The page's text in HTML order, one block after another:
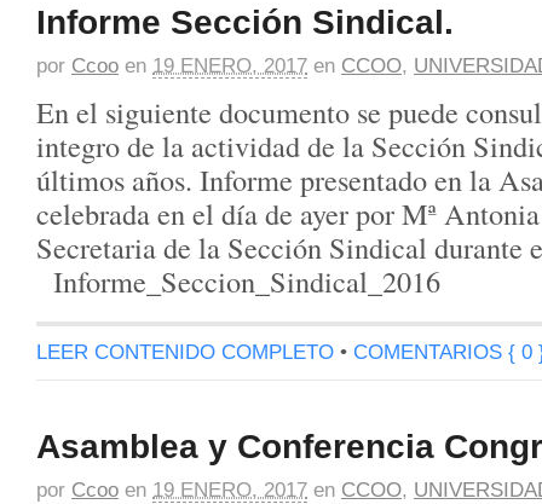
Informe Sección Sindical.
por Ccoo en 19 ENERO, 2017 en CCOO,
En el siguiente documento se puede
integro de la actividad de la Sección
últimos años. Informe presentado en la
celebrada en el día de ayer por Mª
Secretaria de la Sección Sindical durante
Informe_Seccion_Sindical_2016
LEER CONTENIDO COMPLETO • COMENTARIOS { 0
Asamblea y Conferencia
por Ccoo en 19 ENERO, 2017 en CCOO,